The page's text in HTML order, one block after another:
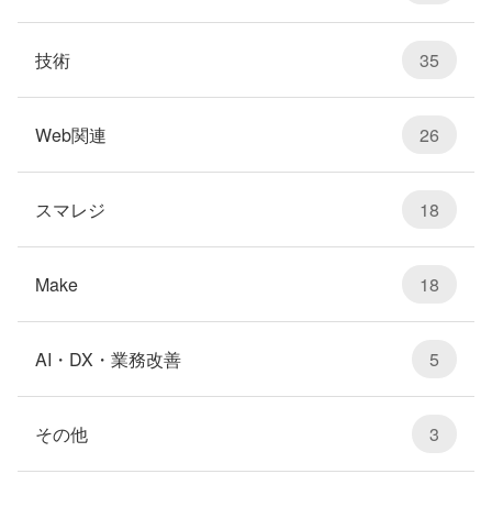
技術 35
Web関連 26
スマレジ 18
Make 18
AI・DX・業務改善 5
その他 3